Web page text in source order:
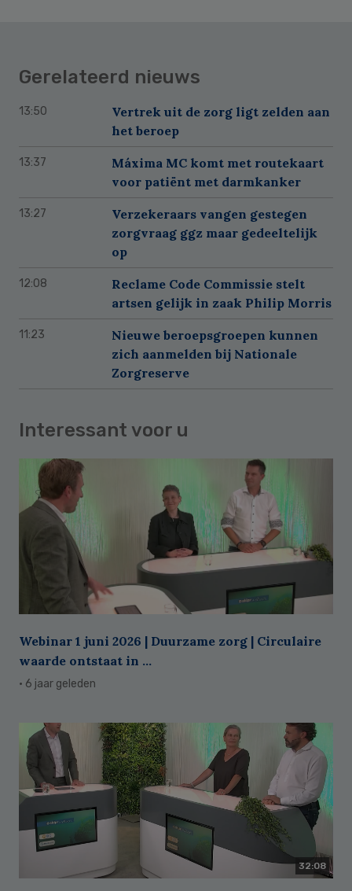
Gerelateerd nieuws
13:50
Vertrek uit de zorg ligt zelden aan
het beroep
13:37
Máxima MC komt met routekaart
voor patiënt met darmkanker
13:27
Verzekeraars vangen gestegen
zorgvraag ggz maar gedeeltelijk
op
12:08
Reclame Code Commissie stelt
artsen gelijk in zaak Philip Morris
11:23
Nieuwe beroepsgroepen kunnen
zich aanmelden bij Nationale
Zorgreserve
Interessant voor u
Webinar 1 juni 2026 | Duurzame zorg | Circulaire
waarde ontstaat in ...
· 6 jaar geleden
32:08